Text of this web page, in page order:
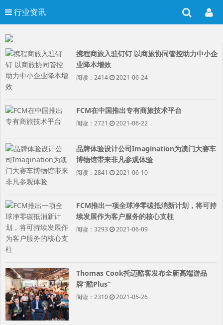
行业资讯
携程商旅入驻钉钉 以商旅协同管控助力中小企
业降本增效
阅读：2414 2021-06-24
FCM在中国推出专有商旅技术平台
阅读：2721 2021-06-22
品牌体验设计公司Imagination为澳门大赛车
博物馆带来非凡参观体验
阅读：2841 2021-06-10
FCM推出一项全球净零碳抵消新计划，将可持
续发展作为客户服务的核心支柱
阅读：3293 2021-06-09
Thomas Cook托迈酷客发布全新高端游品
牌“酷Plus”
阅读：2310 2021-05-26